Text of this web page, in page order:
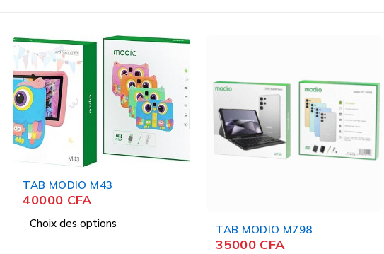
TAB MODIO M798 Zonify Kids Tablet ZK704
30000CFA